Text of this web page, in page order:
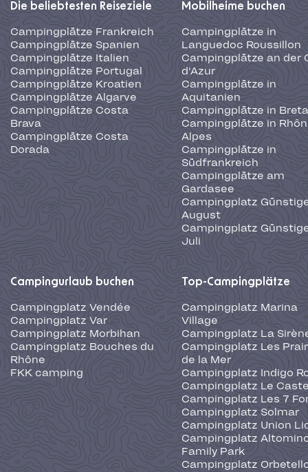
Die beliebtesten Reiseziele
Campingplätze Frankreich
Campingplätze Spanien
Campingplätze Italien
Campingplätze Portugal
Campingplätze Kroatien
Campingplätze Algarve
Campingplätze Costa
Brava
Campingplätze Costa
Dorada
Mobilheime buchen
Campingplätze in
Languedoc Roussillon
Campingplätze an der
d'Azur
Campingplätze in
Aquitanien
Campingplätze in
Campingplätze in
Alpes
Campingplätze in
Südfrankreich
Campingplätze am
Gardasee
Campingplatz
August
Campingplatz
Juli
Campingurlaub buchen
Campingplatz Vendée
Campingplatz Var
Campingplatz Morbihan
Campingplatz Bouches du
Rhône
FKK camping
Top-Campingplätze
Campingplatz Marina
Village
Campingplatz La
Campingplatz Les
de la Mer
Campingplatz Indigo
Campingplatz Le
Campingplatz Les 7
Campingplatz Solmar
Campingplatz Union
Campingplatz
Family Park
Campingplatz